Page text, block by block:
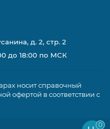
д. 2, стр. 2
до 18:00 по МСК
носит справочный
офертой в соответствии с
0